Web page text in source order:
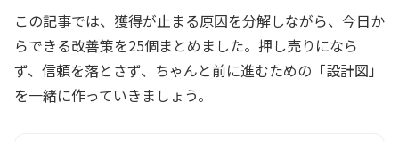
この記事では、獲得が止まる原因を分解しながら、今日か
らできる改善策を25個まとめました。押し売りになら
ず、信頼を落とさず、ちゃんと前に進むための「設計図」
を一緒に作っていきましょう。